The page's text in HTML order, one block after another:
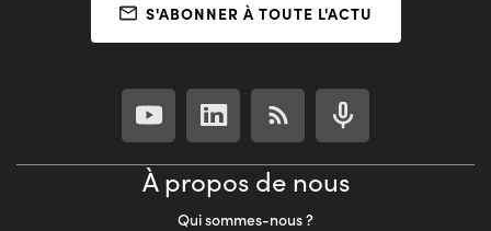
S'ABONNER À TOUTE L'ACTU
À propos de nous
Qui sommes-nous ?